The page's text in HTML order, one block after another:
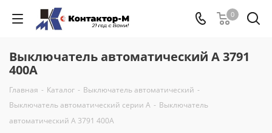
0
Выключатель автоматический А 3791
400А
Главная - Каталог - Выключатель автоматический -
Выключатель автоматический серии А - Выключатель
автоматический А 3791 400А